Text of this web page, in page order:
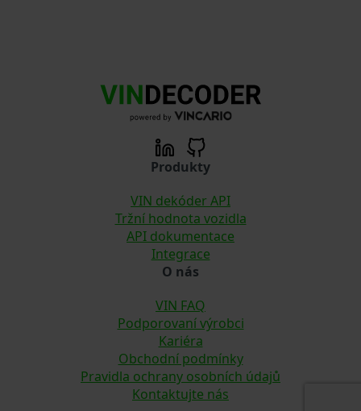
Produkty
VIN dekóder API
Tržní hodnota vozidla
API dokumentace
Integrace
O nás
VIN FAQ
Podporovaní výrobci
Kariéra
Obchodní podmínky
Pravidla ochrany osobních údajů
Kontaktujte nás